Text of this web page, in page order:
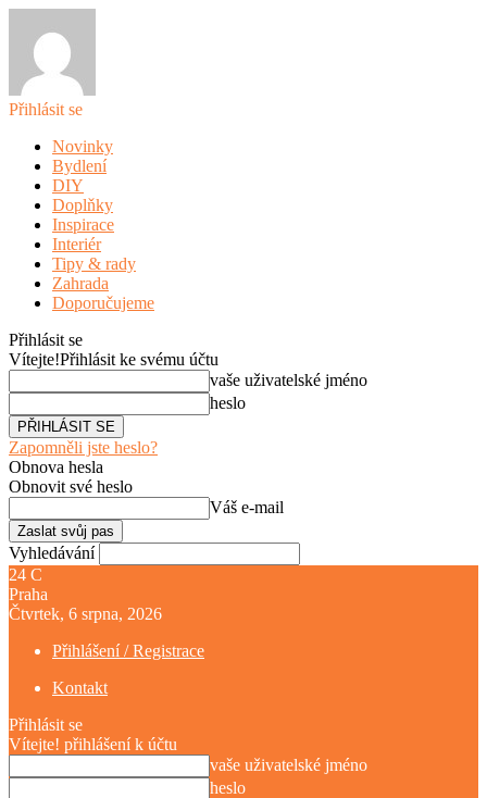
Přihlásit se
Novinky
Bydlení
DIY
Doplňky
Inspirace
Interiér
Tipy & rady
Zahrada
Doporučujeme
Přihlásit se
Vítejte!Přihlásit ke svému účtu
vaše uživatelské jméno
heslo
Zapomněli jste heslo?
Obnova hesla
Obnovit své heslo
Váš e-mail
Vyhledávání
24 C
Praha
Čtvrtek, 6 srpna, 2026
Přihlášení / Registrace
Kontakt
Přihlásit se
Vítejte! přihlášení k účtu
vaše uživatelské jméno
heslo